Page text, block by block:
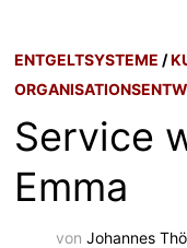
ENTGELTSYSTEME /
Service
Emma
vonJohannes